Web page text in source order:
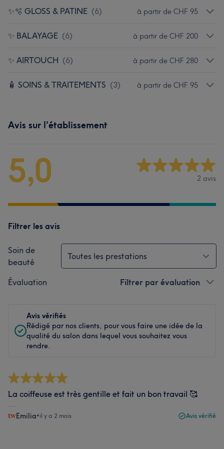
✨🫧 GLOSS & PATINE (6) à partir de CHF 95
✨ BALAYAGE (6) à partir de CHF 200
✨ AIRTOUCH (6) à partir de CHF 280
🧴 SOINS & TRAITEMENTS (3) à partir de CHF 95
Avis sur l'établissement
5,0 2 avis
Filtrer les avis
Soin de
beauté
Toutes les prestations
Évaluation Filtrer par évaluation
Avis vérifiés
Rédigé par nos clients, pour vous faire une idée de la
qualité du salon dans lequel vous souhaitez vous
rendre.
La coiffeuse est très gentille et fait un bon travail 🥰
Emilia•il y a 2 mois Avis vérifié